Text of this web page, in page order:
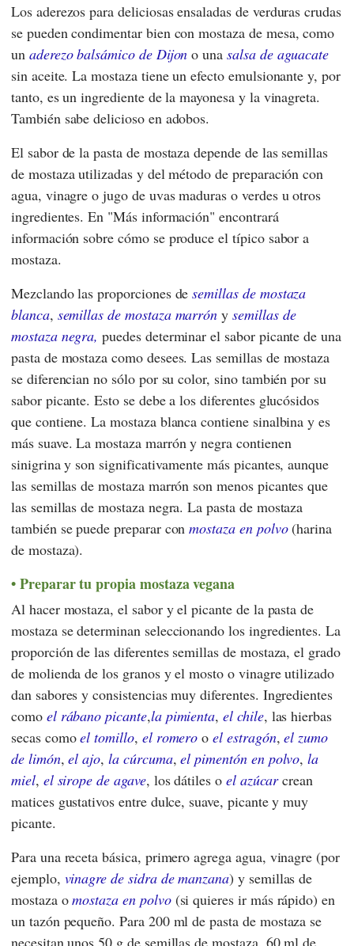
Los aderezos para deliciosas ensaladas de verduras crudas
se pueden condimentar bien con mostaza de mesa, como
un aderezo balsámico de Dijon o unasalsa de aguacate
sin aceite. La mostaza tiene un efecto emulsionante y, por
tanto, es un ingrediente de la mayonesa y la vinagreta.
También sabe delicioso en adobos.
El sabor de la pasta de mostaza depende de las semillas
de mostaza utilizadas y del método de preparación con
agua, vinagre o jugo de uvas maduras o verdes u otros
ingredientes. En "Más información" encontrará
información sobre cómo se produce el típico sabor a
mostaza.
Mezclando las proporciones desemillas de mostaza
blanca, semillas de mostaza marrón ysemillas de
mostaza negra, puedes determinar el sabor picante de una
pasta de mostaza como desees. Las semillas de mostaza
se diferencian no sólo por su color, sino también por su
sabor picante. Esto se debe a los diferentes glucósidos
que contiene. La mostaza blanca contiene sinalbina y es
más suave. La mostaza marrón y negra contienen
sinigrina y son significativamente más picantes, aunque
las semillas de mostaza marrón son menos picantes que
las semillas de mostaza negra. La pasta de mostaza
también se puede preparar conmostaza en polvo(harina
de mostaza).
Preparar tu propia mostaza vegana
Al hacer mostaza, el sabor y el picante de la pasta de
mostaza se determinan seleccionando los ingredientes. La
proporción de las diferentes semillas de mostaza, el grado
de molienda de los granos y el mosto o vinagre utilizado
dan sabores y consistencias muy diferentes. Ingredientes
como el rábano picante,la pimienta,el chile, las hierbas
secas comoel tomillo, el romero oel estragón,el zumo
de limón,el ajo,la cúrcuma,el pimentón en polvo,la
miel, el sirope de agave, los dátiles o el azúcarcrean
matices gustativos entre dulce, suave, picante y muy
picante.
Para una receta básica, primero agrega agua, vinagre (por
ejemplo, vinagre de sidra de manzana) y semillas de
mostaza omostaza en polvo(si quieres ir más rápido) en
un tazón pequeño. Para 200 ml de pasta de mostaza se